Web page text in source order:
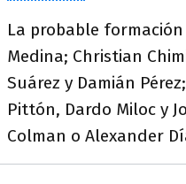
La probable
Medina; Christian
Suárez y Damián
Pittón, Dardo Miloc y
Colman o Alexander